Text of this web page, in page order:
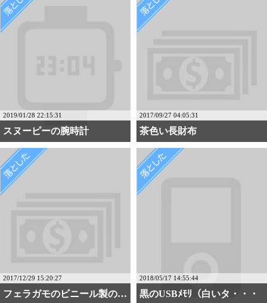
2019/01/28 22:15:31
スヌーピーの腕時計
2017/09/27 04:05:31
茶色い長財布
2017/12/29 15:20:27
フェラガモのビニール製の長財布
2018/05/17 14:55:44
黒のUSBﾒﾓﾘ（白いタ・・・